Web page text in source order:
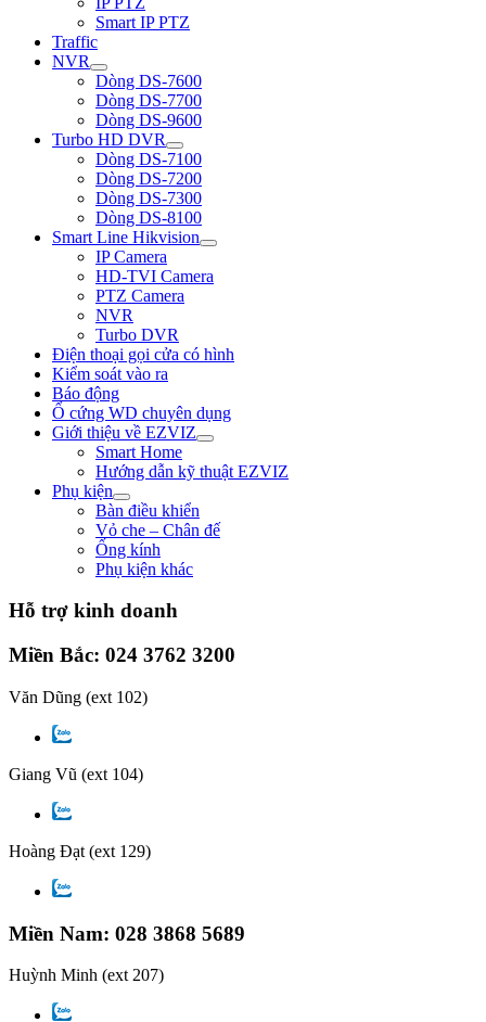
Smart IP PTZ
Traffic
NVR
Dòng DS-7600
Dòng DS-7700
Dòng DS-9600
Turbo HD DVR
Dòng DS-7100
Dòng DS-7200
Dòng DS-7300
Dòng DS-8100
Smart Line Hikvision
IP Camera
HD-TVI Camera
PTZ Camera
NVR
Turbo DVR
Điện thoại gọi cửa có hình
Kiểm soát vào ra
Báo động
Ổ cứng WD chuyên dụng
Giới thiệu về EZVIZ
Smart Home
Hướng dẫn kỹ thuật EZVIZ
Phụ kiện
Bàn điều khiển
Vỏ che – Chân đế
Ống kính
Phụ kiện khác
Hỗ trợ kinh doanh
Miền Bắc: 024 3762 3200
Văn Dũng (ext 102)
Giang Vũ (ext 104)
Hoàng Đạt (ext 129)
Miền Nam: 028 3868 5689
Huỳnh Minh (ext 207)